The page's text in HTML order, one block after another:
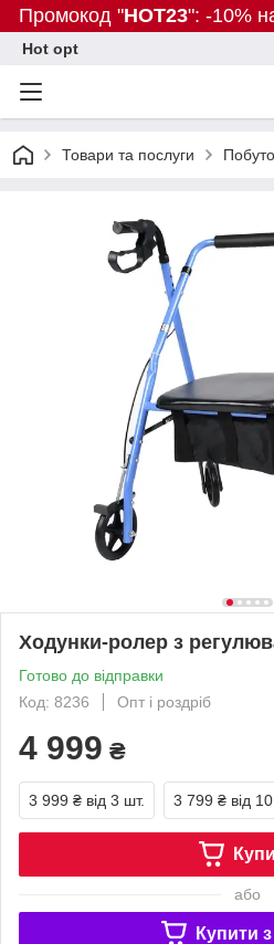
Промокод "HOT23": -10%
Hot opt
Товари та послуги
Ходунки-ролер з
Готово до відправки
Код: 8236
Опт і роздріб
4 999 ₴
3 999 ₴ від 3 шт. 3 799 ₴ від
або
Купити з